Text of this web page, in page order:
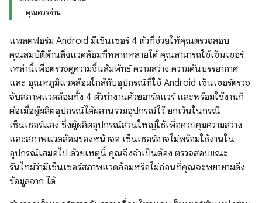
คุณควรอ่าน
แพลตฟอร์ม Android มีเซ็นเซอร์ 4 ตัวที่ช่วยให้คุณตรวจสอบ
คุณสมบัติด้านสิ่งแวดล้อมที่หลากหลายได้ คุณสามารถใช้เซ็นเซอร์
เหล่านี้เพื่อตรวจดูความชื้นสัมพัทธ์ ความสว่าง ความดันบรรยากาศ
และ อุณหภูมิแวดล้อมใกล้กับอุปกรณ์ที่ใช้ Android เซ็นเซอร์ตรวจ
จับสภาพแวดล้อมทั้ง 4 ตัวทำงานด้วยฮาร์ดแวร์ และพร้อมใช้งานก็
ต่อเมื่อผู้ผลิตอุปกรณ์ได้ผสานรวมอุปกรณ์ไว้ ยกเว้นในกรณี
เซ็นเซอร์แสง ซึ่งผู้ผลิตอุปกรณ์ส่วนใหญ่ใช้เพื่อควบคุมความสว่าง
และสภาพแวดล้อมของหน้าจอ เซ็นเซอร์อาจไม่พร้อมใช้งานใน
อุปกรณ์เสมอไป ด้วยเหตุนี้ คุณจึงจำเป็นต้อง ตรวจสอบขณะ
รันไทม์ว่ามีเซ็นเซอร์สภาพแวดล้อมหรือไม่ก่อนที่คุณจะพยายามดึง
ข้อมูลจาก ได้